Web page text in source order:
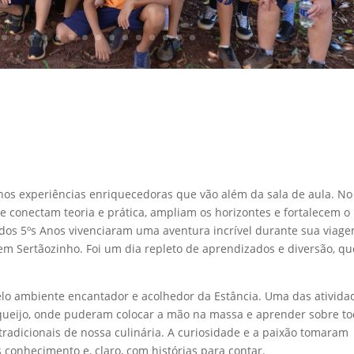
experiências enriquecedoras que vão além da sala de aula. No
conectam teoria e prática, ampliam os horizontes e fortalecem o
5ºs Anos vivenciaram uma aventura incrível durante sua
Sertãozinho. Foi um dia repleto de aprendizados e diversão,
ambiente encantador e acolhedor da Estância. Uma das
onde puderam colocar a mão na massa e aprender sobre
de nossa culinária. A curiosidade e a paixão tomaram
e, claro, com histórias para contar.